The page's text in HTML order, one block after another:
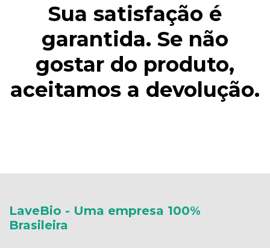
Sua satisfação é
garantida. Se não
gostar do produto,
aceitamos a devolução.
LaveBio - Uma empresa 100%
Brasileira